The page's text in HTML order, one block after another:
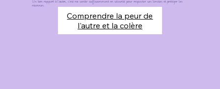
miennes.
Comprendre la peur de
l'autre et la colère